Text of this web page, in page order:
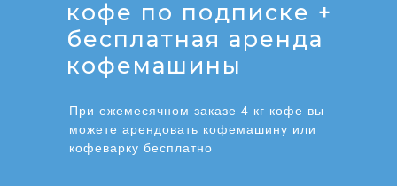
кофе по подписке +
бесплатная аренда
кофемашины
При ежемесячном заказе 4 кг кофе вы
можете арендовать кофемашину или
кофеварку бесплатно